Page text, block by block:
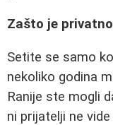
Zašto je
Setite se samo
nekoliko godina
Ranije ste mogli
ni prijatelji ne